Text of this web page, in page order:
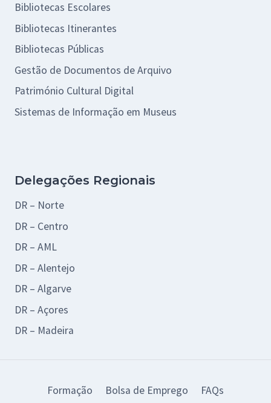
Bibliotecas Escolares
Bibliotecas Itinerantes
Bibliotecas Públicas
Gestão de Documentos de Arquivo
Património Cultural Digital
Sistemas de Informação em Museus
Delegações Regionais
DR – Norte
DR – Centro
DR – AML
DR – Alentejo
DR – Algarve
DR – Açores
DR – Madeira
Formação Bolsa de Emprego FAQs